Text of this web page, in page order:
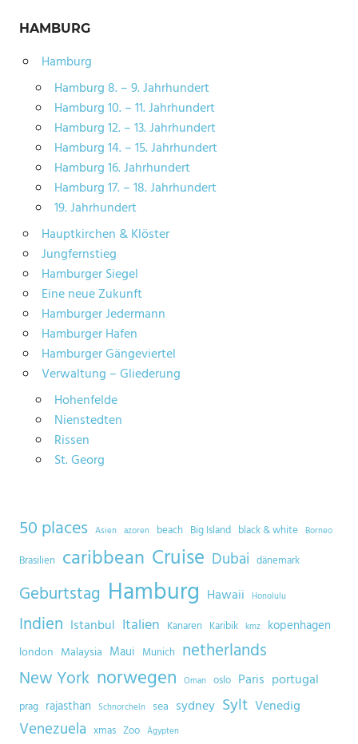
HAMBURG
Hamburg
Hamburg 8. – 9. Jahrhundert
Hamburg 10. – 11. Jahrhundert
Hamburg 12. – 13. Jahrhundert
Hamburg 14. – 15. Jahrhundert
Hamburg 16. Jahrhundert
Hamburg 17. – 18. Jahrhundert
19. Jahrhundert
Hauptkirchen & Klöster
Jungfernstieg
Hamburger Siegel
Eine neue Zukunft
Hamburger Jedermann
Hamburger Hafen
Hamburger Gängeviertel
Verwaltung – Gliederung
Hohenfelde
Nienstedten
Rissen
St. Georg
50 places Asien azoren beach Big Island black & white Borneo
Brasilien caribbean Cruise Dubai dänemark
Geburtstag Hamburg Hawaii Honolulu
Indien Istanbul Italien Kanaren Karibik kmz kopenhagen
london Malaysia Maui Munich netherlands
New York norwegen Oman oslo Paris portugal
prag rajasthan Schnorcheln sea sydney Sylt Venedig
Venezuela xmas Zoo Ägypten